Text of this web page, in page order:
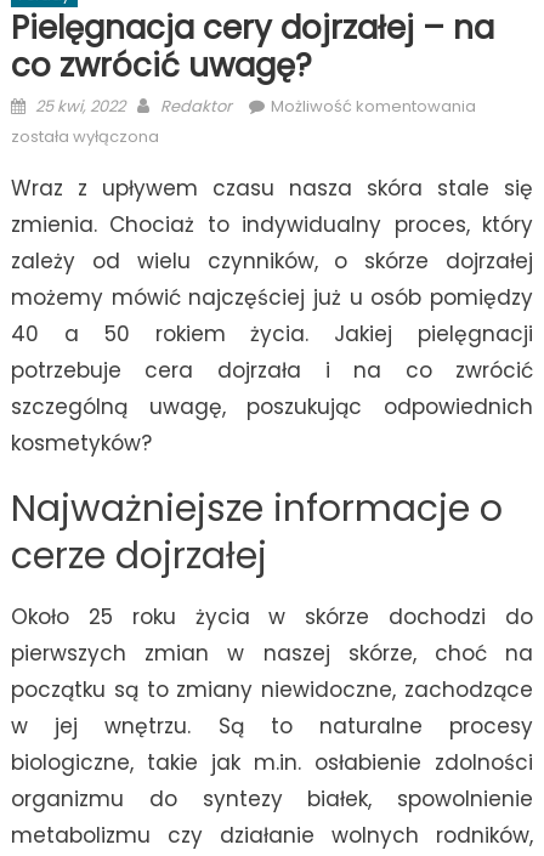
Pielęgnacja cery dojrzałej – na
co zwrócić uwagę?
Posted
on
25 kwi, 2022 Author
Redaktor Możliwość komentowania
–
na
zwrócić
uwagę?
została wyłączona
Wraz z upływem czasu nasza skóra stale się
zmienia. Chociaż to indywidualny proces, który
zależy od wielu czynników, o skórze dojrzałej
możemy mówić najczęściej już u osób pomiędzy
40 a 50 rokiem życia. Jakiej pielęgnacji
potrzebuje cera dojrzała i na co zwrócić
szczególną uwagę, poszukując odpowiednich
kosmetyków?
Najważniejsze informacje o
cerze dojrzałej
Około 25 roku życia w skórze dochodzi do
pierwszych zmian w naszej skórze, choć na
początku są to zmiany niewidoczne, zachodzące
w jej wnętrzu. Są to naturalne procesy
biologiczne, takie jak m.in. osłabienie zdolności
organizmu do syntezy białek, spowolnienie
metabolizmu czy działanie wolnych rodników,